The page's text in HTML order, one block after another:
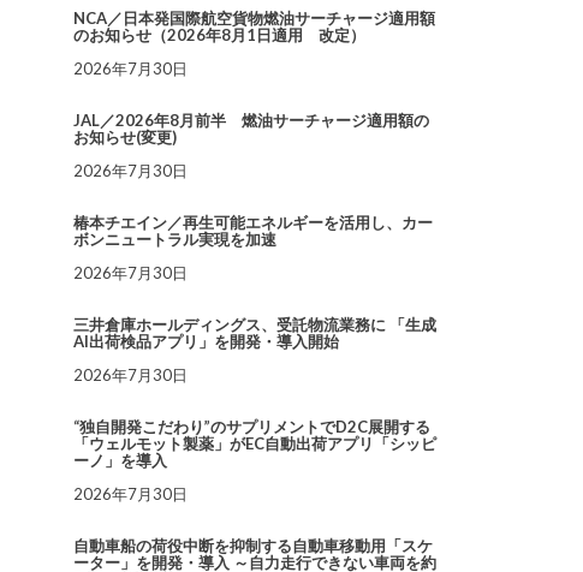
NCA／日本発国際航空貨物燃油サーチャージ適用額
のお知らせ（2026年8月1日適用 改定）
2026年7月30日
JAL／2026年8月前半 燃油サーチャージ適用額の
お知らせ(変更)
2026年7月30日
椿本チエイン／再生可能エネルギーを活用し、カー
ボンニュートラル実現を加速
2026年7月30日
三井倉庫ホールディングス、受託物流業務に 「生成
AI出荷検品アプリ」を開発・導入開始
2026年7月30日
“独自開発こだわり”のサプリメントでD2C展開する
「ウェルモット製薬」がEC自動出荷アプリ「シッピ
ーノ」を導入
2026年7月30日
自動車船の荷役中断を抑制する自動車移動用「スケ
ーター」を開発・導入 ～自力走行できない車両を約